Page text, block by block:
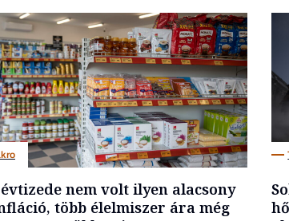
nem volt ilyen alacsony
több élelmiszer ára még